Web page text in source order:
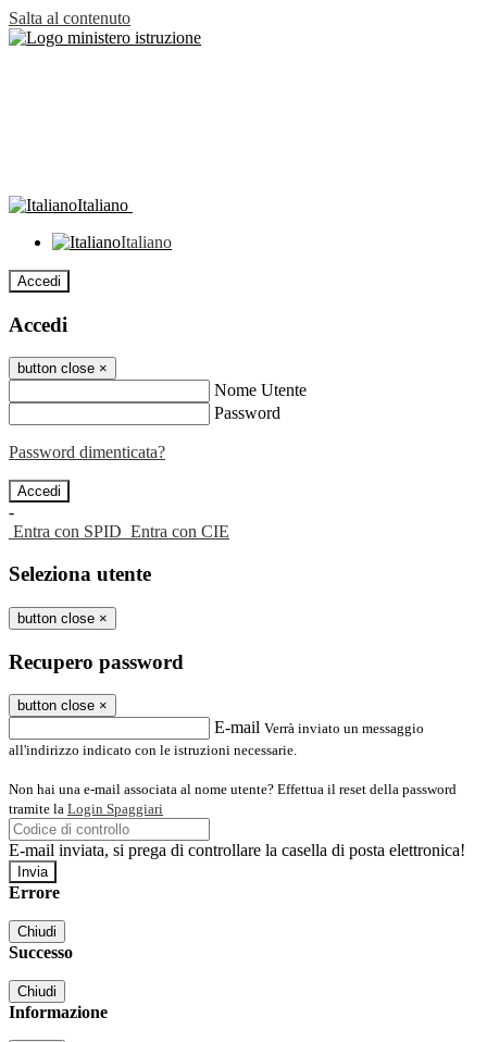
Salta al contenuto
Italiano
Italiano
Accedi
Accedi
button close ×
Nome Utente
Password
Password dimenticata?
-
Entra con SPID Entra con CIE
Seleziona utente
button close ×
Recupero password
button close ×
E-mail Verrà inviato un messaggio
all'indirizzo indicato con le istruzioni necessarie.
Non hai una e-mail associata al nome utente? Effettua il reset della password
tramite la Login Spaggiari
E-mail inviata, si prega di controllare la casella di posta elettronica!
Errore
Chiudi
Successo
Chiudi
Informazione